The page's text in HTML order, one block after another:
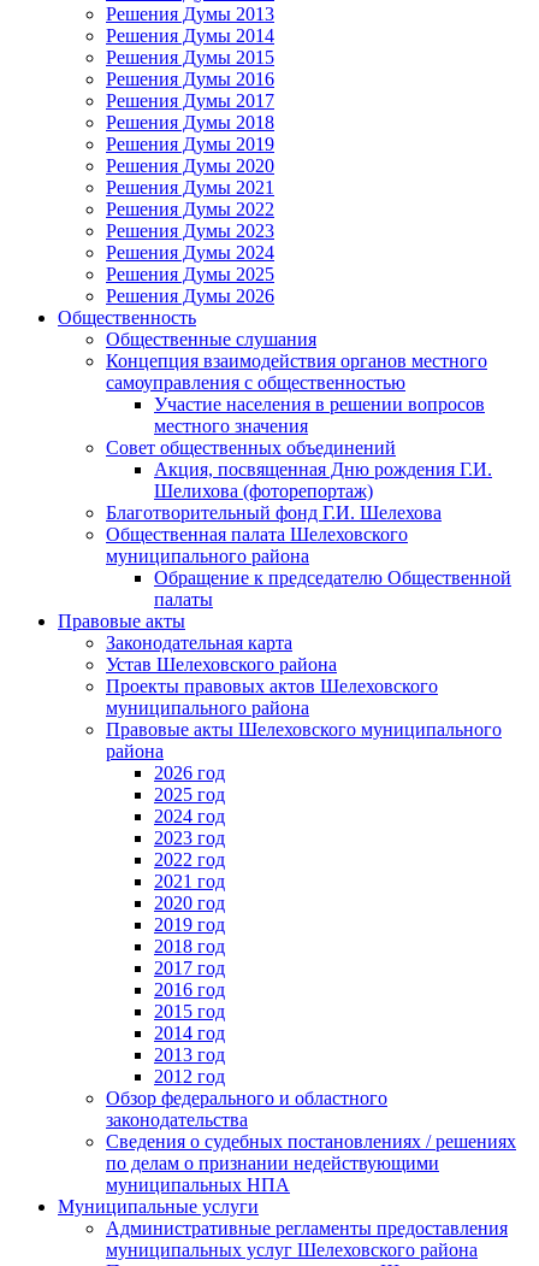
Решения Думы 2013
Решения Думы 2014
Решения Думы 2015
Решения Думы 2016
Решения Думы 2017
Решения Думы 2018
Решения Думы 2019
Решения Думы 2020
Решения Думы 2021
Решения Думы 2022
Решения Думы 2023
Решения Думы 2024
Решения Думы 2025
Решения Думы 2026
Общественность
Общественные слушания
Концепция взаимодействия органов местного
самоуправления с общественностью
Участие населения в решении вопросов
местного значения
Совет общественных объединений
Акция, посвященная Дню рождения Г.И.
Шелихова (фоторепортаж)
Благотворительный фонд Г.И. Шелехова
Общественная палата Шелеховского
муниципального района
Обращение к председателю Общественной
палаты
Правовые акты
Законодательная карта
Устав Шелеховского района
Проекты правовых актов Шелеховского
муниципального района
Правовые акты Шелеховского муниципального
района
2026 год
2025 год
2024 год
2023 год
2022 год
2021 год
2020 год
2019 год
2018 год
2017 год
2016 год
2015 год
2014 год
2013 год
2012 год
Обзор федерального и областного
законодательства
Сведения о судебных постановлениях / решениях
по делам о признании недействующими
муниципальных НПА
Муниципальные услуги
Административные регламенты предоставления
муниципальных услуг Шелеховского района